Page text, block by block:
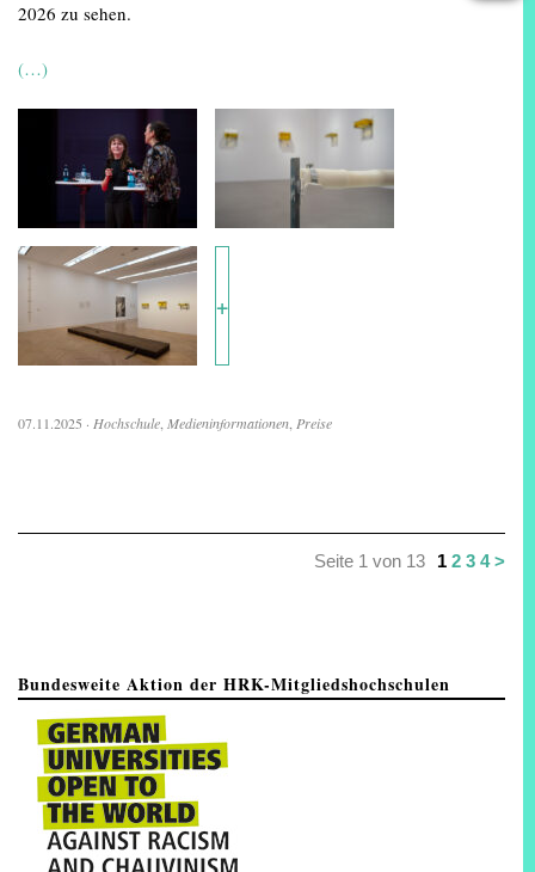
2026 zu sehen.
(…)
+
07.11.2025 · Hochschule Medieninformationen Preise
Seite 1 von 13 1 2 3 4>
Bundesweite Aktion der HRK-Mitgliedshochschulen